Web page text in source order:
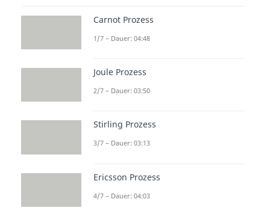
Carnot Prozess
1/7 – Dauer: 04:48
Joule Prozess
2/7 – Dauer: 03:50
Stirling Prozess
3/7 – Dauer: 03:13
Ericsson Prozess
4/7 – Dauer: 04:03